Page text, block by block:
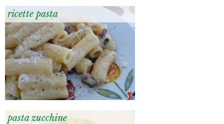
ricette pasta
pasta zucchine